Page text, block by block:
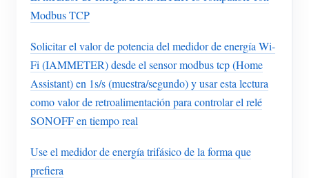
Modbus TCP
Solicitar el valor de potencia del medidor de energía Wi-
Fi (IAMMETER) desde el sensor modbus tcp (Home
Assistant) en 1s/s (muestra/segundo) y usar esta lectura
como valor de retroalimentación para controlar el relé
SONOFF en tiempo real
Use el medidor de energía trifásico de la forma que
prefiera